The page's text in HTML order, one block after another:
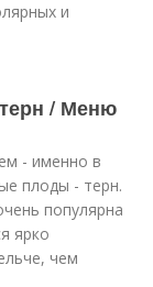
и
/ Меню
- именно в
плоды - терн.
популярна
ярко
чем